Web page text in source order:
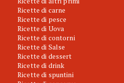
Ricette di carne
Ricette di pesce
Ricette di Uova
Ricette di contorni
Ricette di Salse
Ricette di dessert
Ricette di drink
Ricette di spuntini